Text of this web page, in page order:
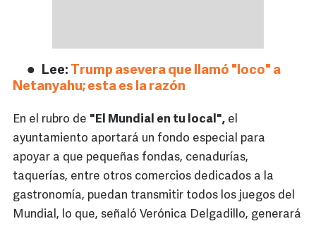
Lee: Trump asevera que llamó "loco" a
Netanyahu; esta es la razón
En el rubro de "El Mundial en tu local", el
ayuntamiento aportará un fondo especial para
apoyar a que pequeñas fondas, cenadurías,
taquerías, entre otros comercios dedicados a la
gastronomía, puedan transmitir todos los juegos del
Mundial, lo que, señaló Verónica Delgadillo, generará